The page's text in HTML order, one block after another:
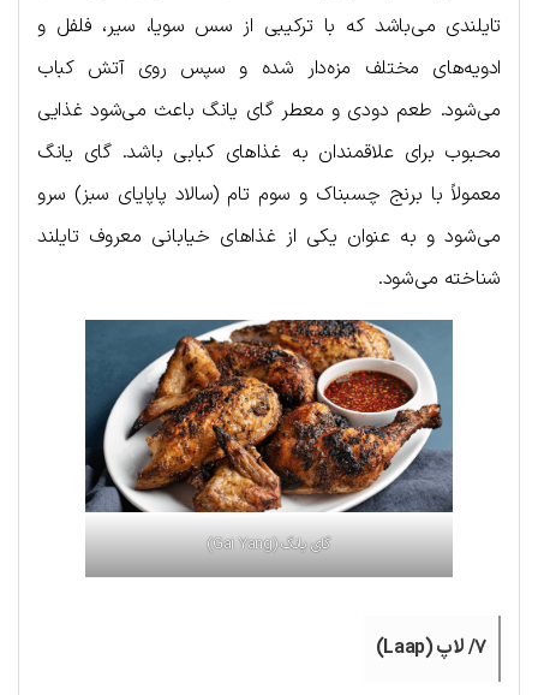
تایلندی می‌باشد که با ترکیبی از سس سویا، سیر، فلفل و
ادویه‌های مختلف مزه‌دار شده و سپس روی آتش کباب
می‌شود. طعم دودی و معطر گای یانگ باعث می‌شود غذایی
محبوب برای علاقمندان به غذاهای کبابی باشد. گای یانگ
معمولاً با برنج چسبناک و سوم تام (سالاد پاپایای سبز) سرو
می‌شود و به عنوان یکی از غذاهای خیابانی معروف تایلند
شناخته می‌شود.
گای یانگ (Gai Yang)
۷/ لاپ (Laap)